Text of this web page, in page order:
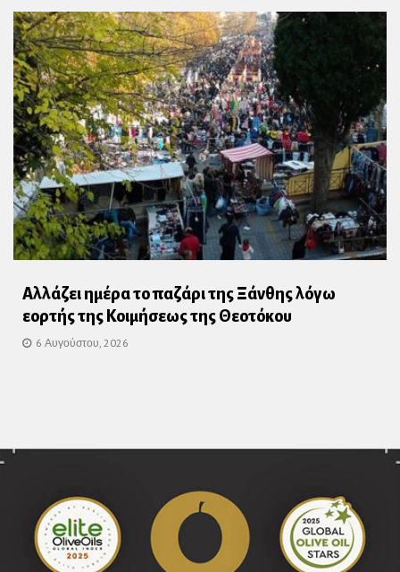
Αλλάζει ημέρα το παζάρι της Ξάνθης λόγω
εορτής της Κοιμήσεως της Θεοτόκου
6 Αυγούστου, 2026